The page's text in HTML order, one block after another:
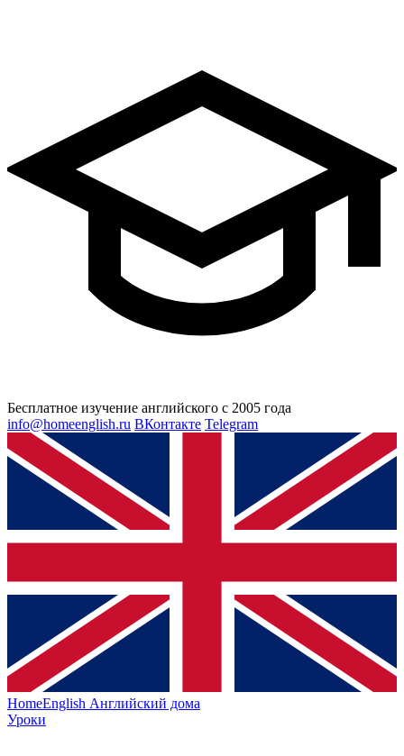
Бесплатное изучение английского с 2005 года
info@homeenglish.ru ВКонтакте Telegram
HomeEnglish Английский дома
Уроки